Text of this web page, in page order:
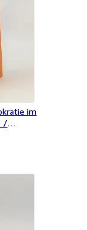
im
/